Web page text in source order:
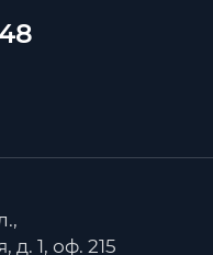
1, оф. 215